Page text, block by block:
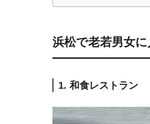
浜松で老若男女
1. 和食レストラン